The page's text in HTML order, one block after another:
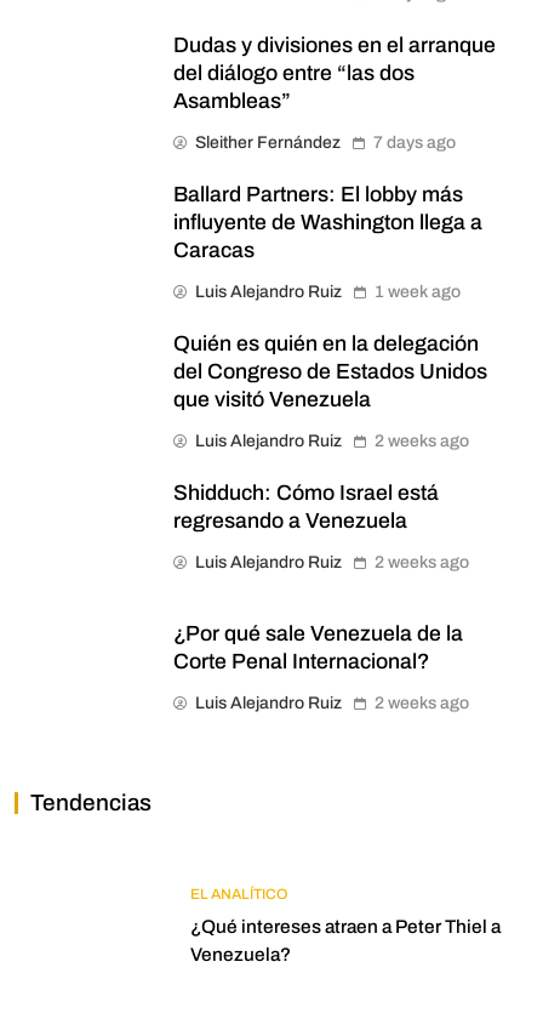
Dudas y divisiones en el arranque
del diálogo entre “las dos
Asambleas”
Sleither Fernández 7 days ago
Ballard Partners: El lobby más
influyente de Washington llega a
Caracas
Luis Alejandro Ruiz 1 week ago
Quién es quién en la delegación
del Congreso de Estados Unidos
que visitó Venezuela
Luis Alejandro Ruiz 2 weeks ago
Shidduch: Cómo Israel está
regresando a Venezuela
Luis Alejandro Ruiz 2 weeks ago
¿Por qué sale Venezuela de la
Corte Penal Internacional?
Luis Alejandro Ruiz 2 weeks ago
Tendencias
EL ANALÍTICO
¿Qué intereses atraen a Peter Thiel a
Venezuela?